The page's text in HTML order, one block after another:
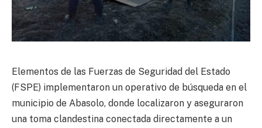
Elementos de las Fuerzas de Seguridad del Estado
(FSPE) implementaron un operativo de búsqueda en el
municipio de Abasolo, donde localizaron y aseguraron
una toma clandestina conectada directamente a un